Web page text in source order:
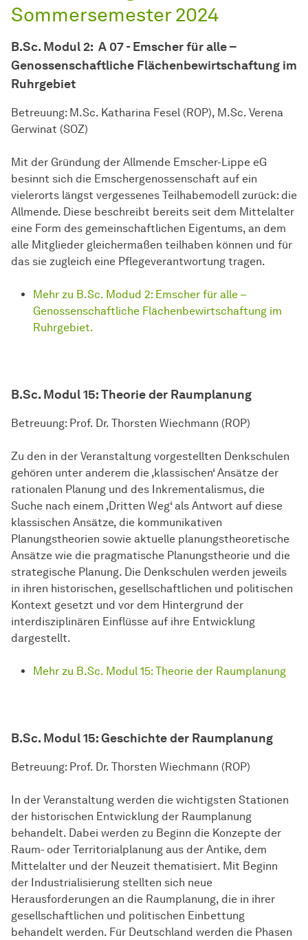
Sommersemester 2024
B.Sc. Modul 2: A 07 - Emscher für alle –
Genossenschaftliche Flächenbewirtschaftung im
Ruhrgebiet
Betreuung: M.Sc. Katharina Fesel (ROP), M.Sc. Verena
Gerwinat (SOZ)
Mit der Gründung der Allmende Emscher-Lippe eG
besinnt sich die Emschergenossenschaft auf ein
vielerorts längst vergessenes Teilhabemodell zurück: die
Allmende. Diese beschreibt bereits seit dem Mittelalter
eine Form des gemeinschaftlichen Eigentums, an dem
alle Mitglieder gleichermaßen teilhaben können und für
das sie zugleich eine Pflegeverantwortung tragen.
Mehr zu B.Sc. Modud 2: Emscher für alle –
Genossenschaftliche Flächenbewirtschaftung im
Ruhrgebiet.
B.Sc. Modul 15: Theorie der Raumplanung
Betreuung: Prof. Dr. Thorsten Wiechmann (ROP)
Zu den in der Veranstaltung vorgestellten Denkschulen
gehören unter anderem die ‚klassischen‘ Ansätze der
rationalen Planung und des Inkrementalismus, die
Suche nach einem ‚Dritten Weg‘ als Antwort auf diese
klassischen Ansätze, die kommunikativen
Planungstheorien sowie aktuelle planungstheoretische
Ansätze wie die pragmatische Planungstheorie und die
strategische Planung. Die Denkschulen werden jeweils
in ihren historischen, gesellschaftlichen und politischen
Kontext gesetzt und vor dem Hintergrund der
interdisziplinären Einflüsse auf ihre Entwicklung
dargestellt.
Mehr zu B.Sc. Modul 15: Theorie der Raumplanung
B.Sc. Modul 15:Geschichte der Raumplanung
Betreuung: Prof. Dr. Thorsten Wiechmann (ROP)
In der Veranstaltung werden die wichtigsten Stationen
der historischen Entwicklung der Raumplanung
behandelt. Dabei werden zu Beginn die Konzepte der
Raum- oder Territorialplanung aus der Antike, dem
Mittelalter und der Neuzeit thematisiert. Mit Beginn
der Industrialisierung stellten sich neue
Herausforderungen an die Raumplanung, die in ihrer
gesellschaftlichen und politischen Einbettung
behandelt werden. Für Deutschland werden die Phasen